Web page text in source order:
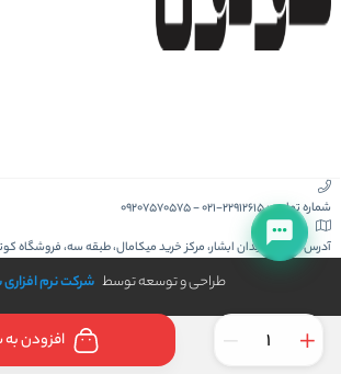
افزودن
شماره تماس :021-22912615
-
09207570575
آدرس :کیش، میدان ابشار، مرکز خرید میکامال، طبقه سه، فروشگاه
طراحی و توسعه توسط شرکت نرم